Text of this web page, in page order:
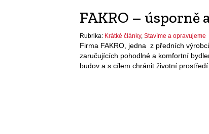
FAKRO – úsporně
Rubrika: Krátké články, Stavíme a opravujeme
Firma FAKRO, jedna z předních
zaručujících pohodlné a komfortní
budov a s cílem chránit životní